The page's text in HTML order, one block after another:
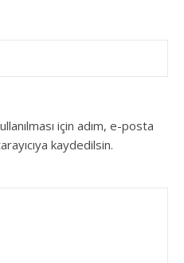
için adım, e-posta
kaydedilsin.